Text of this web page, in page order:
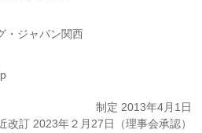
・ジャパン関西
制定 2013年4月1日
改訂 2023年２月27日（理事会承認）